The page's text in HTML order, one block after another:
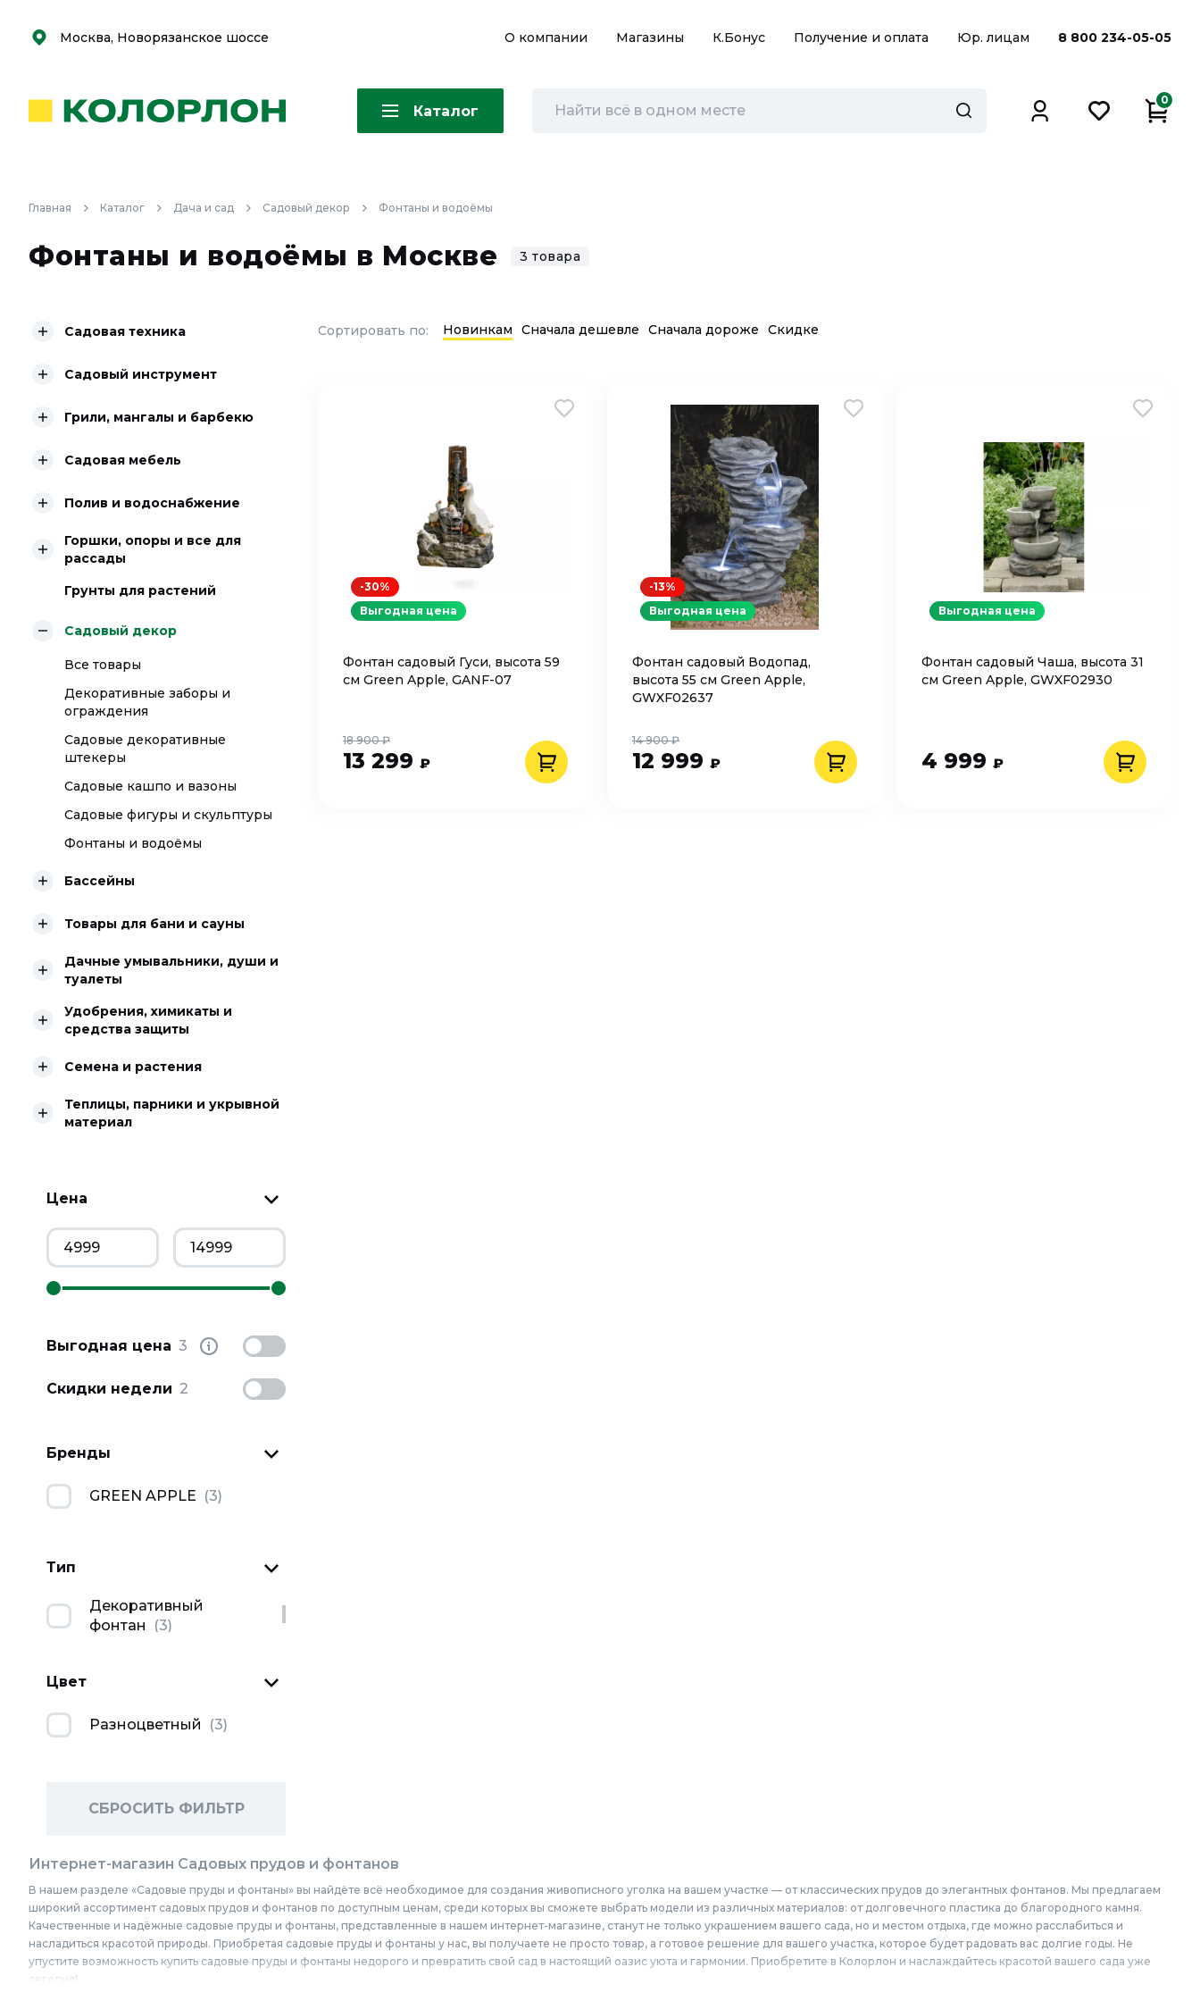
Скоро
Скоро
Москва, Новорязанское шоссе О компании Магазины К.Бонус Получение и оплата Юр. лицам 8 800 234-05-05
Каталог
0
Главная Каталог Дача и сад Садовый декор Фонтаны и водоёмы
Фонтаны и водоёмы в Москве 3 товара
Садовая техника
Садовый инструмент
Грили, мангалы и барбекю
Садовая мебель
Полив и водоснабжение
Горшки, опоры и все для
рассады
Грунты для растений
Садовый декор
Все товары
Декоративные заборы и
ограждения
Садовые декоративные
штекеры
Садовые кашпо и вазоны
Садовые фигуры и скульптуры
Фонтаны и водоёмы
Бассейны
Товары для бани и сауны
Дачные умывальники, души и
туалеты
Удобрения, химикаты и
средства защиты
Семена и растения
Теплицы, парники и укрывной
материал
Цена
Выгодная цена 3
Скидки недели 2
Бренды
GREEN APPLE (3)
Тип
Декоративный
фонтан
(3)
Цвет
Разноцветный (3)
СБРОСИТЬ ФИЛЬТР
Сортировать по: Новинкам Сначала дешевле Сначала дороже Скидке
Фонтан садовый Гуси, высота 59
см Green Apple, GANF-07
13 299 ₽
18 900 ₽
-30%
Выгодная цена
Фонтан садовый Водопад,
высота 55 см Green Apple,
GWXF02637
12 999 ₽
14 900 ₽
-13%
Выгодная цена
Фонтан садовый Чаша, высота 31
см Green Apple, GWXF02930
4 999 ₽
Выгодная цена
Интернет-магазин Садовых прудов и фонтанов
В нашем разделе «Садовые пруды и фонтаны» вы найдёте всё необходимое для создания живописного уголка на вашем участке — от классических прудов до элегантных фонтанов. Мы предлагаем
широкий ассортимент садовых прудов и фонтанов по доступным ценам, среди которых вы сможете выбрать модели из различных материалов: от долговечного пластика до благородного камня.
Качественные и надёжные садовые пруды и фонтаны, представленные в нашем интернет-магазине, станут не только украшением вашего сада, но и местом отдыха, где можно расслабиться и
насладиться красотой природы. Приобретая садовые пруды и фонтаны у нас, вы получаете не просто товар, а готовое решение для вашего участка, которое будет радовать вас долгие годы. Не
упустите возможность купить садовые пруды и фонтаны недорого и превратить свой сад в настоящий оазис уюта и гармонии. Приобретите в Колорлон и наслаждайтесь красотой вашего сада уже
сегодня!